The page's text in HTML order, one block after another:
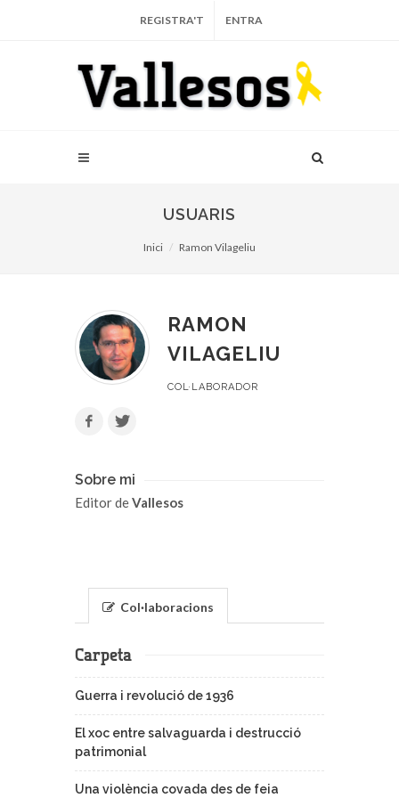
REGISTRA'T ENTRA
USUARIS
Inici Ramon Vilageliu
RAMON
VILAGELIU
COL·LABORADOR
Sobre mi
Editor deVallesos
Col·laboracions
Carpeta
Guerra i revolució de 1936
El xoc entre salvaguarda i destrucció
patrimonial
Una violència covada des de feia